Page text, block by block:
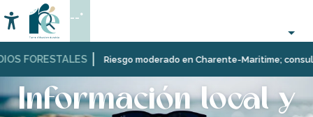
au
contenu
principal
FORESTALES Riesgo moderado en Charente-Maritime;
Accessibilité
Buscar
--°
Información local y